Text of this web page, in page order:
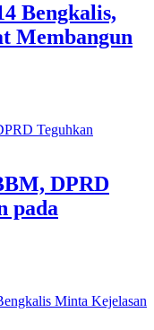
Bengkalis,
Membangun
DPRD
pada